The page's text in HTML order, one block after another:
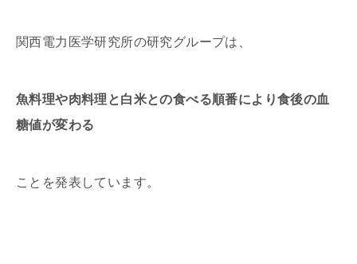
関西電力医学研究所の研究グループは、
魚料理や肉料理と白米との食べる順番により食後の血
糖値が変わる
ことを発表しています。